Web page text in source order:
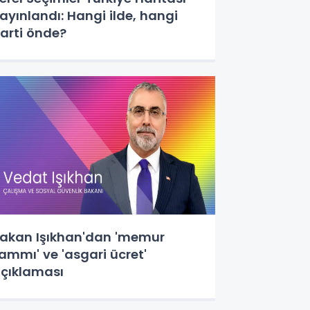
Hangi ilde, hangi
önde?
Işıkhan'dan 'memur
ve 'asgari ücret'